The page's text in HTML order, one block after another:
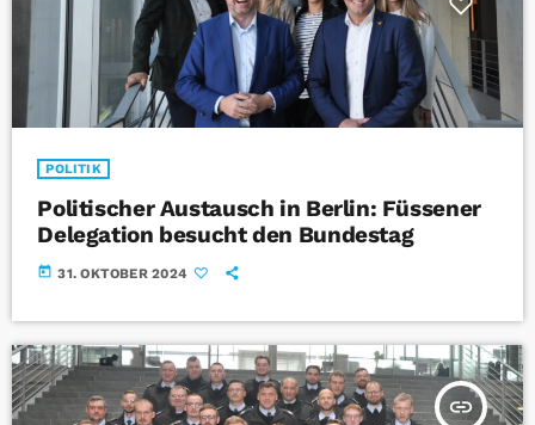
POLITIK
Politischer Austausch in Berlin: Füssener
Delegation besucht den Bundestag
today 31. OKTOBER 2024
insert_link